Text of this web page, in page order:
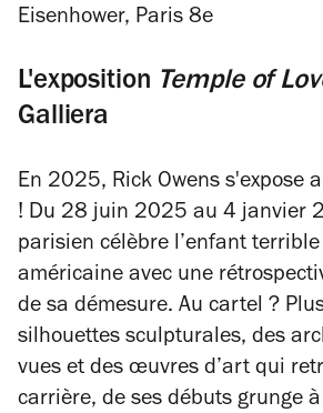
Eisenhower, Paris 8e
L'exposition Temple of
Galliera
En 2025, Rick Owens s'expose
! Du 28 juin 2025 au 4 janvier
parisien célèbre l’enfant
américaine avec une
de sa démesure. Au cartel ?
silhouettes sculpturales, des
vues et des œuvres d’art qui
carrière, de ses débuts grunge